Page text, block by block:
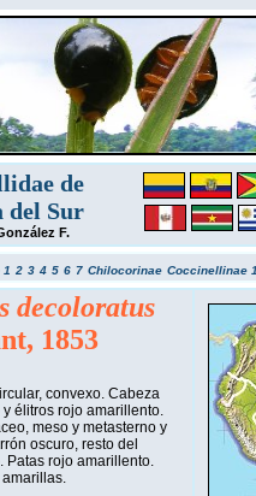
de
del Sur
F.
1 2 3 4 5 6 7 Chilocorinae Coccinellinae 1
decoloratus
1853
convexo. Cabeza
élitros rojo amarillento.
meso y metasterno y
oscuro, resto del
Patas rojo amarillento.